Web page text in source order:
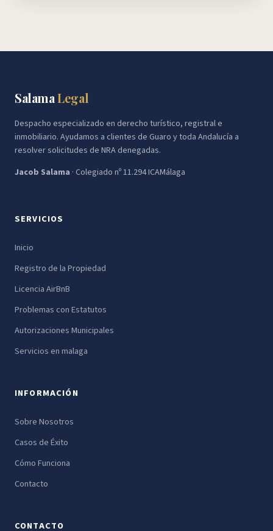
SalamaLegal
Despacho especializado en derecho turístico, registral e
inmobiliario. Ayudamos a clientes de Guaro y toda Andalucía a
resolver solicitudes de NRA denegadas.
Jacob Salama · Colegiado nº 11.294 ICAMálaga
SERVICIOS
Inicio
Registro de la Propiedad
Licencia AirBnB
Problemas con Estatutos
Autorizaciones Municipales
Servicios en malaga
INFORMACIÓN
Sobre Nosotros
Casos de Éxito
Cómo Funciona
Contacto
CONTACTO